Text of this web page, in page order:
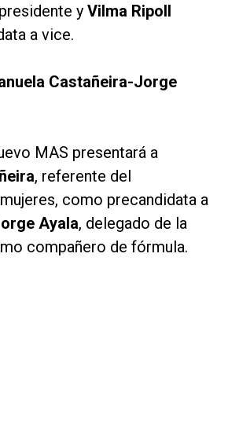
y Vilma Ripoll
a vice.
Castañeira-Jorge
MAS presentará a
, referente del
como precandidata a
Ayala, delegado de la
compañero de fórmula.